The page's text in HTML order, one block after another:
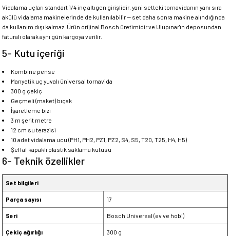
Vidalama uçları standart 1/4 inç altıgen girişlidir, yani setteki tornavidanın yanı sıra
akülü vidalama makinelerinde de kullanılabilir — set daha sonra makine alındığında
da kullanım dışı kalmaz. Ürün orijinal Bosch üretimidir ve Ulupınar'ın deposundan
faturalı olarak aynı gün kargoya verilir.
5- Kutu içeriği
Kombine pense
Manyetik uç yuvalı üniversal tornavida
300 g çekiç
Geçmeli (maket) bıçak
İşaretleme bizi
3 m şerit metre
12 cm su terazisi
10 adet vidalama ucu (PH1, PH2, PZ1, PZ2, S4, S5, T20, T25, H4, H5)
Şeffaf kapaklı plastik saklama kutusu
6- Teknik özellikler
Set bilgileri
Parça sayısı 17
Seri Bosch Universal (ev ve hobi)
Çekiç ağırlığı 300 g